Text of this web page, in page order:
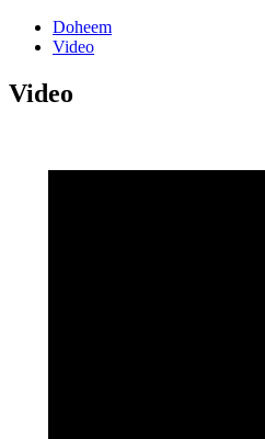
Doheem
Video
Video